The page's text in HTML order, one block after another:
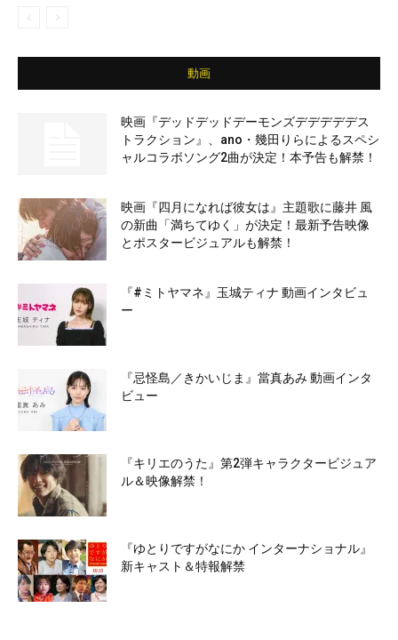
動画
映画『デッドデッドデーモンズデデデデデス
トラクション』、ano・幾田りらによるスペシ
ャルコラボソング2曲が決定！本予告も解禁！
映画『四月になれば彼女は』主題歌に藤井 風
の新曲「満ちてゆく」が決定！最新予告映像
とポスタービジュアルも解禁！
『#ミトヤマネ』玉城ティナ 動画インタビュ
ー
『忌怪島／きかいじま』當真あみ 動画インタ
ビュー
『キリエのうた』第2弾キャラクタービジュア
ル＆映像解禁！
『ゆとりですがなにか インターナショナル』
新キャスト＆特報解禁